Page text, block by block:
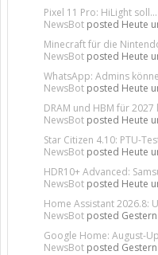
Pixel 11 Pro: HiLight soll...
NewsBot posted Heute
Minecraft für die
NewsBot posted Heute
WhatsApp: Admins
NewsBot posted Heute
DRAM und HBM für 2027
NewsBot posted Heute
Star Citizen 4.10: PTU-
NewsBot posted Heute
HDR10+ Advanced:
NewsBot posted Heute
Home Assistant 2026.8:
NewsBot posted
Google Home: August-
NewsBot posted